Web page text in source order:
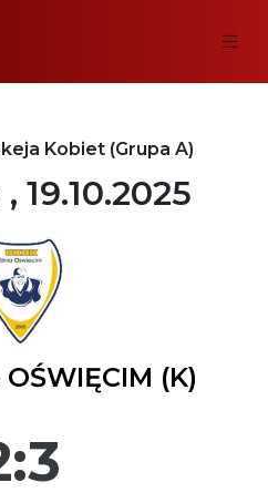
Kobiet (Grupa A)
19.10.2025
(K)